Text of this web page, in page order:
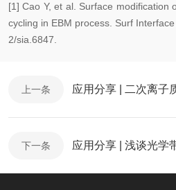
[1] Cao Y, et al. Surface modification
cycling in EBM process. Surf
2/sia.6847.
上一条 应用分享 | 二次离子
下一条 应用分享 | 浅谈光学